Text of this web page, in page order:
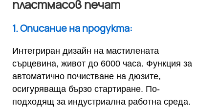
пластмасов печат
1. Описание на продукта:
Интегриран дизайн на мастилената
сърцевина, живот до 6000 часа. Функция за
автоматично почистване на дюзите,
осигуряваща бързо стартиране. По-
подходящ за индустриална работна среда.